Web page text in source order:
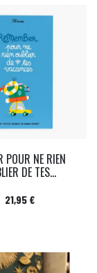
POUR NE RIEN
DE TES...
Prix
21,95 €